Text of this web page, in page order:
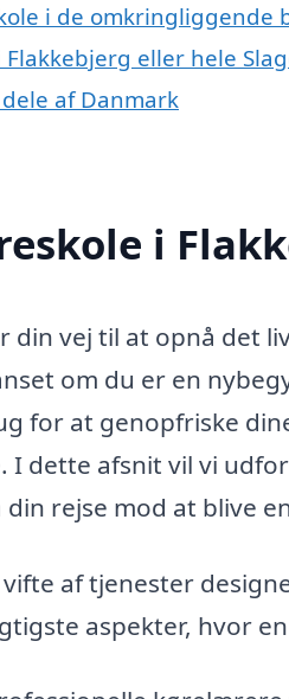
i de omkringliggende
eller hele
af Danmark
i
din vej til at opnå det
om du er en
for at genopfriske
dette afsnit vil vi
rejse mod at blive
af tjenester
aspekter, hvor